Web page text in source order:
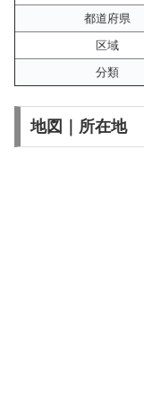
都道府県
区域
分類
地図｜所在地